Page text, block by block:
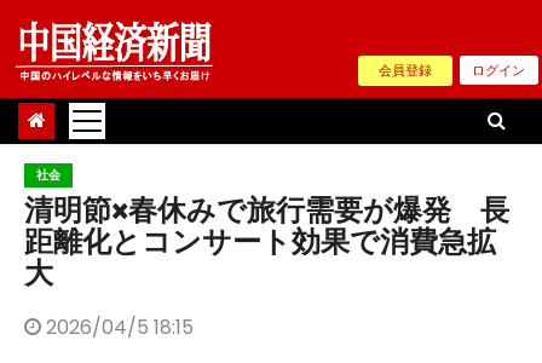
Skip
content
会員登録 ログイン
社会
清明節×春休みで旅行需要が爆発 長
距離化とコンサート効果で消費急拡
大
2026/04/5 18:15